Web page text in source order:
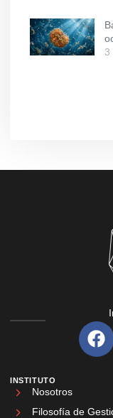
3
INSTITUTO
Nosotros
Filosofía de